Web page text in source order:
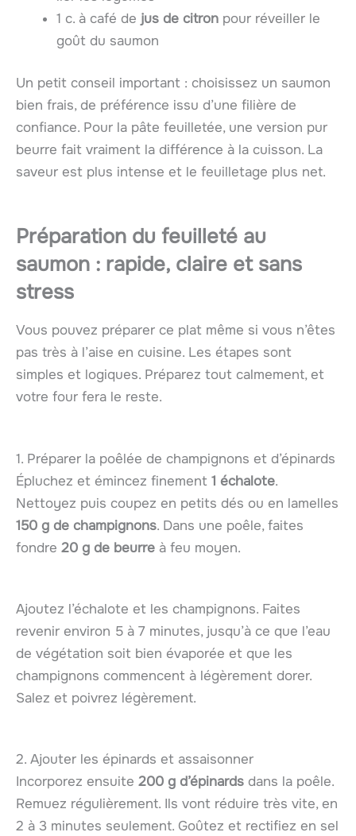
1 c. à café de jus de citron pour réveiller le
goût du saumon
Un petit conseil important : choisissez un saumon
bien frais, de préférence issu d’une filière de
confiance. Pour la pâte feuilletée, une version pur
beurre fait vraiment la différence à la cuisson. La
saveur est plus intense et le feuilletage plus net.
Préparation du feuilleté au
saumon : rapide, claire et sans
stress
Vous pouvez préparer ce plat même si vous n’êtes
pas très à l’aise en cuisine. Les étapes sont
simples et logiques. Préparez tout calmement, et
votre four fera le reste.
1. Préparer la poêlée de champignons et d’épinards
Épluchez et émincez finement 1 échalote.
Nettoyez puis coupez en petits dés ou en lamelles
150 g de champignons. Dans une poêle, faites
fondre 20 g de beurre à feu moyen.
Ajoutez l’échalote et les champignons. Faites
revenir environ 5 à 7 minutes, jusqu’à ce que l’eau
de végétation soit bien évaporée et que les
champignons commencent à légèrement dorer.
Salez et poivrez légèrement.
2. Ajouter les épinards et assaisonner
Incorporez ensuite 200 g d’épinards dans la poêle.
Remuez régulièrement. Ils vont réduire très vite, en
2 à 3 minutes seulement. Goûtez et rectifiez en sel